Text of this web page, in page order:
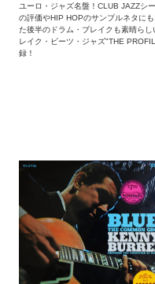
ユーロ・ジャズ名盤！CLUB JAZZシ
の評価やHIP HOPのサンプルネタにも
た後半のドラム・ブレイクも素晴らし
レイク・ビーツ・ジャズ"THE
録！